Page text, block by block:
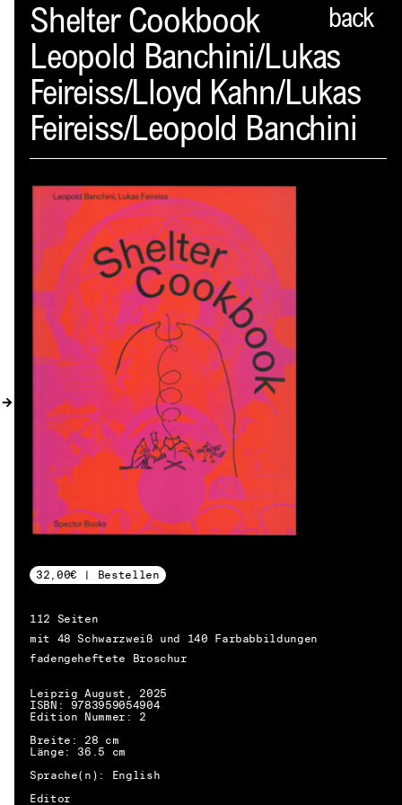
back
Spector
PROFIL
AKTUELLES
INDEX
WARENKORB (0)
VERLAGSVORSCHAU
DISTRIBUTION
KONTAKT
KUNDENKONTO
DE → EN
Shelter Cookbook
Leopold Banchini/Lukas
Feireiss/Lloyd Kahn/Lukas
Feireiss/Leopold Banchini
32,00€ | Bestellen
112 Seiten
mit 48 Schwarzweiß und 140 Farbabbildungen
fadengeheftete Broschur
Leipzig August, 2025
ISBN: 9783959054904
Edition Nummer: 2
Breite: 28 cm
Länge: 36.5 cm
Sprache(n): English
Editor